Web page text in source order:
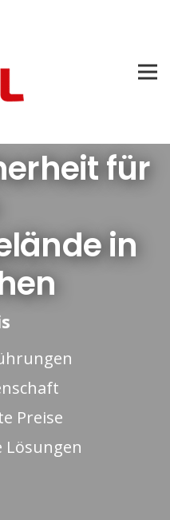
für
in
Preise